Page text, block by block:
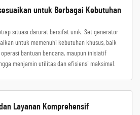
untuk Berbagai Kebutuhan
situasi darurat bersifat unik. Set generator
untuk memenuhi kebutuhan khusus, baik
bantuan bencana, maupun inisiatif
menjamin utilitas dan efisiensi maksimal.
Layanan Komprehensif